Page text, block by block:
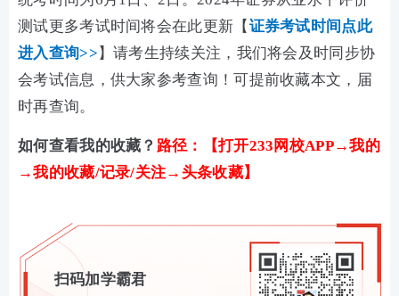
测试更多考试时间将会在此更新【 证券考试时间点此
进入查询>> 】请考生持续关注，我们将会及时同步协
会考试信息，供大家参考查询！可提前收藏本文，届
时再查询。
如何查看我的收藏？ 路径：【打开233网校APP→我的
→我的收藏/记录/关注→头条收藏】
扫码加学霸君